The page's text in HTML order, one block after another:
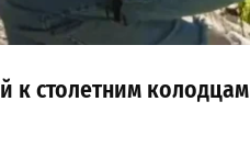
к столетним колодцам